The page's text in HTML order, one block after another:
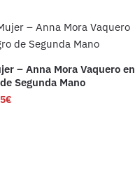
– Anna Mora Vaquero en
Segunda Mano
€